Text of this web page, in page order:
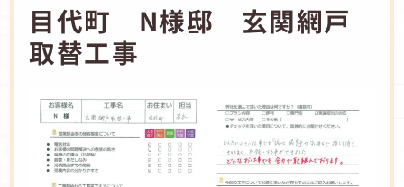
目代町 N様邸 玄関網戸
取替工事